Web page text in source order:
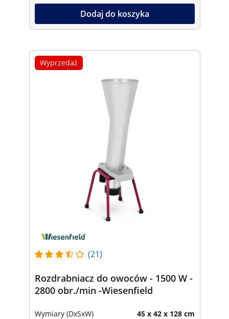
Dodaj do koszyka
Wyprzedaż
(21)
Rozdrabniacz do owoców - 1500 W -
2800 obr./min -Wiesenfield
Wymiary (DxSxW) 45 x 42 x 128 cm